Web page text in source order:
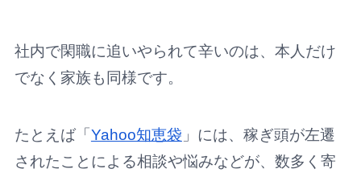
社内で閑職に追いやられて辛いのは、本人だけ
でなく家族も同様です。
たとえば「Yahoo知恵袋 」には、稼ぎ頭が左遷
されたことによる相談や悩みなどが、数多く寄